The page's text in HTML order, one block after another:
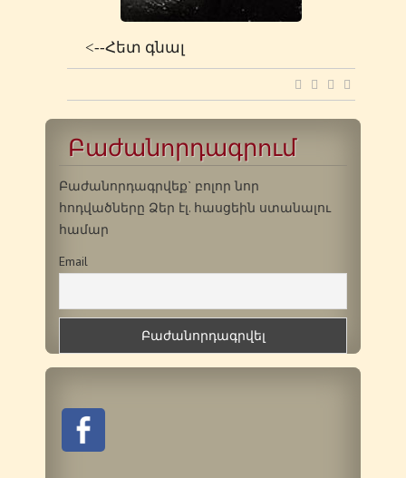
<--Հետ գնալ
Բաժանորդագրում
Բաժանորդագրվեք` բոլոր նոր
հոդվածները Ձեր էլ. հասցեին ստանալու
համար
Email